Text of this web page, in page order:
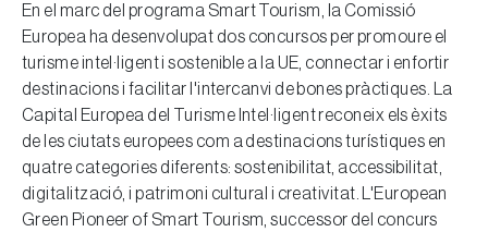
En el marc del programa Smart Tourism, la Comissió
Europea ha desenvolupat dos concursos per promoure el
turisme intel·ligent i sostenible a la UE, connectar i enfortir
destinacions i facilitar l'intercanvi de bones pràctiques. La
Capital Europea del Turisme Intel·ligent reconeix els èxits
de les ciutats europees com a destinacions turístiques en
quatre categories diferents: sostenibilitat, accessibilitat,
digitalització, i patrimoni cultural i creativitat. L'European
Green Pioneer of Smart Tourism, successor del concurs